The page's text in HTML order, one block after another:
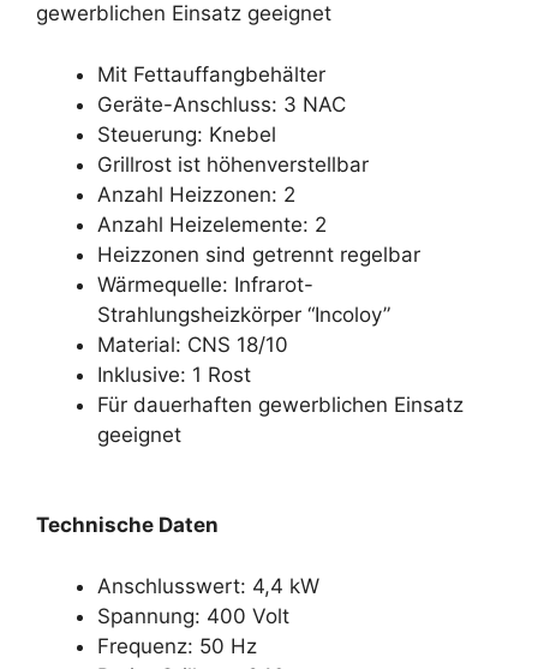
gewerblichen Einsatz geeignet
Mit Fettauffangbehälter
Geräte-Anschluss: 3 NAC
Steuerung: Knebel
Grillrost ist höhenverstellbar
Anzahl Heizzonen: 2
Anzahl Heizelemente: 2
Heizzonen sind getrennt regelbar
Wärmequelle: Infrarot-
Strahlungsheizkörper “Incoloy”
Material: CNS 18/10
Inklusive: 1 Rost
Für dauerhaften gewerblichen Einsatz
geeignet
Technische Daten
Anschlusswert: 4,4 kW
Spannung: 400 Volt
Frequenz: 50 Hz